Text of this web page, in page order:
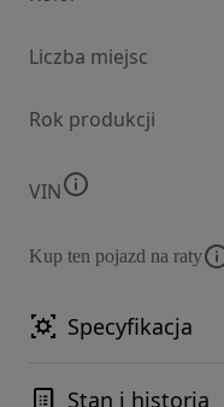
Liczba miejsc
Rok produkcji
VIN
Kup ten pojazd na raty
Specyfikacja
Stan i historia